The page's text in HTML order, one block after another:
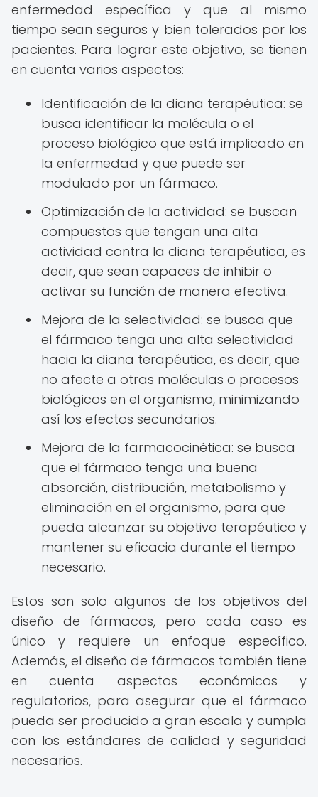
enfermedad específica y que al mismo
tiempo sean seguros y bien tolerados por los
pacientes. Para lograr este objetivo, se tienen
en cuenta varios aspectos:
Identificación de la diana terapéutica: se
busca identificar la molécula o el
proceso biológico que está implicado en
la enfermedad y que puede ser
modulado por un fármaco.
Optimización de la actividad: se buscan
compuestos que tengan una alta
actividad contra la diana terapéutica, es
decir, que sean capaces de inhibir o
activar su función de manera efectiva.
Mejora de la selectividad: se busca que
el fármaco tenga una alta selectividad
hacia la diana terapéutica, es decir, que
no afecte a otras moléculas o procesos
biológicos en el organismo, minimizando
así los efectos secundarios.
Mejora de la farmacocinética: se busca
que el fármaco tenga una buena
absorción, distribución, metabolismo y
eliminación en el organismo, para que
pueda alcanzar su objetivo terapéutico y
mantener su eficacia durante el tiempo
necesario.
Estos son solo algunos de los objetivos del
diseño de fármacos, pero cada caso es
único y requiere un enfoque específico.
Además, el diseño de fármacos también tiene
en cuenta aspectos económicos y
regulatorios, para asegurar que el fármaco
pueda ser producido a gran escala y cumpla
con los estándares de calidad y seguridad
necesarios.